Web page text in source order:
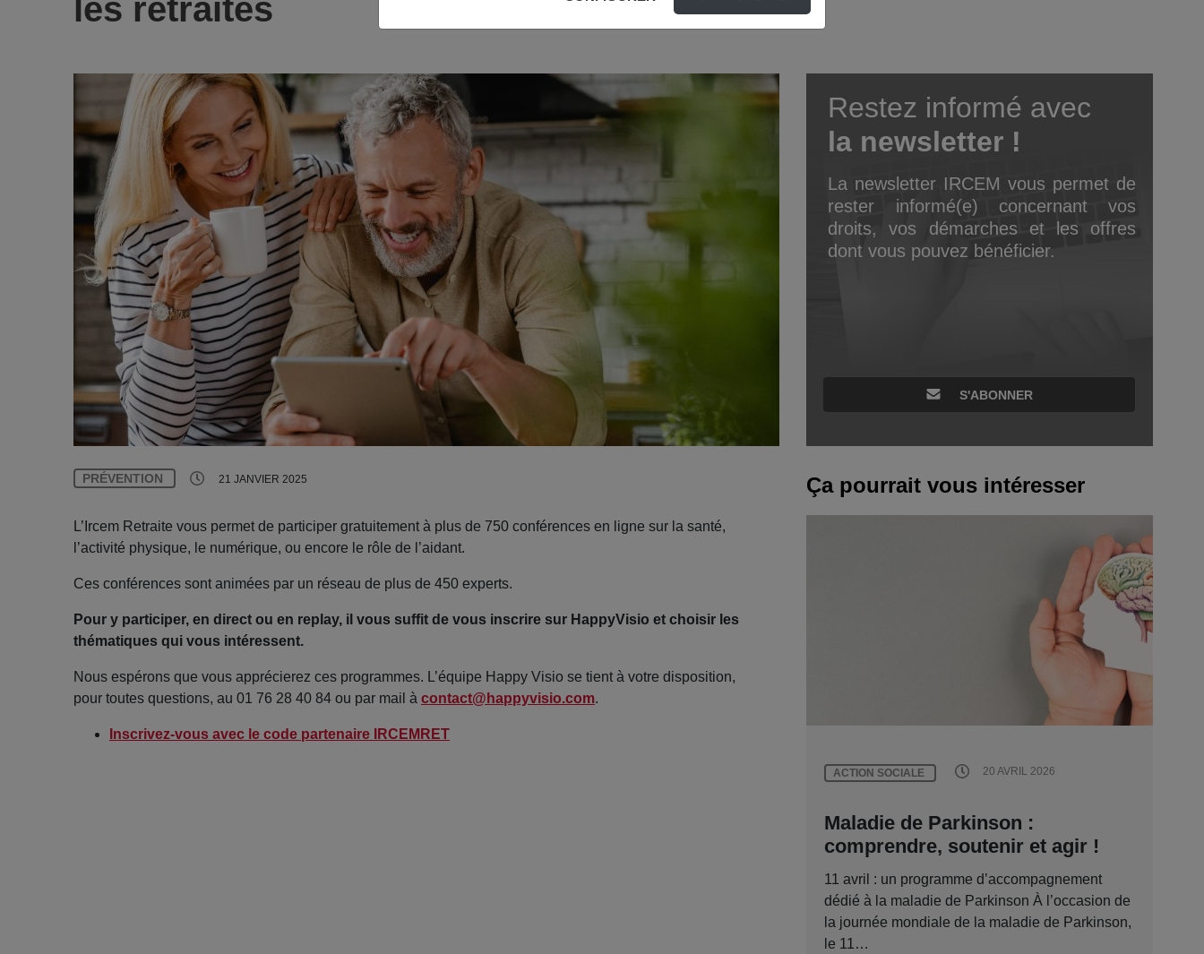
les retraités
PRÉVENTION 21 JANVIER 2025
L’Ircem Retraite vous permet de participer gratuitement à plus de 750 conférences en ligne sur la santé,
l’activité physique, le numérique, ou encore le rôle de l’aidant.
Ces conférences sont animées par un réseau de plus de 450 experts.
Pour y participer, en direct ou en replay, il vous suffit de vous inscrire sur HappyVisio et choisir les
thématiques qui vous intéressent.
Nous espérons que vous apprécierez ces programmes. L’équipe Happy Visio se tient à votre disposition,
pour toutes questions, au 01 76 28 40 84 ou par mail à contact@happyvisio.com.
Inscrivez-vous avec le code partenaire IRCEMRET
Restez informé avec
la newsletter !
La newsletter IRCEM vous permet de
rester informé(e) concernant vos
droits, vos démarches et les offres
dont vous pouvez bénéficier.
S'ABONNER
Ça pourrait vous intéresser
ACTION SOCIALE 20 AVRIL 2026
Maladie de Parkinson :
comprendre, soutenir et agir !
11 avril : un programme d’accompagnement
dédié à la maladie de Parkinson À l’occasion de
la journée mondiale de la maladie de Parkinson,
le 11…